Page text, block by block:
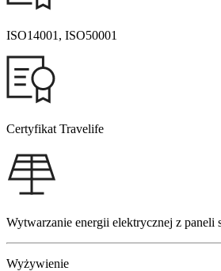
ISO14001, ISO50001
Certyfikat Travelife
Wytwarzanie energii elektrycznej z paneli
Wyżywienie